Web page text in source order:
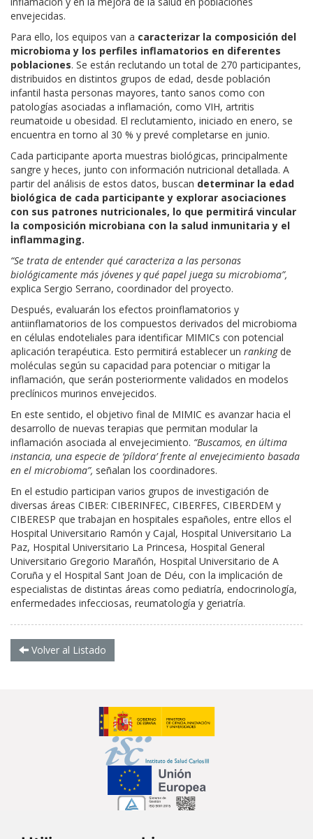
envejecidas.
Para ello, los equipos van a caracterizar la composición del
microbioma y los perfiles inflamatorios en diferentes
poblaciones. Se están reclutando un total de 270 participantes,
distribuidos en distintos grupos de edad, desde población
infantil hasta personas mayores, tanto sanos como con
patologías asociadas a inflamación, como VIH, artritis
reumatoide u obesidad. El reclutamiento, iniciado en enero, se
encuentra en torno al 30 % y prevé completarse en junio.
Cada participante aporta muestras biológicas, principalmente
sangre y heces, junto con información nutricional detallada. A
partir del análisis de estos datos, buscan determinar la edad
biológica de cada participante y explorar asociaciones
con sus patrones nutricionales, lo que permitirá vincular
la composición microbiana con la salud inmunitaria y el
inflammaging.
“Se trata de entender qué caracteriza a las personas
biológicamente más jóvenes y qué papel juega su microbioma”,
explica Sergio Serrano, coordinador del proyecto.
Después, evaluarán los efectos proinflamatorios y
antiinflamatorios de los compuestos derivados del microbioma
en células endoteliales para identificar MIMICs con potencial
aplicación terapéutica. Esto permitirá establecer un rankingde
moléculas según su capacidad para potenciar o mitigar la
inflamación, que serán posteriormente validados en modelos
preclínicos murinos envejecidos.
En este sentido, el objetivo final de MIMIC es avanzar hacia el
desarrollo de nuevas terapias que permitan modular la
inflamación asociada al envejecimiento. “Buscamos, en última
instancia, una especie de ‘píldora’ frente al envejecimiento basada
en el microbioma”, señalan los coordinadores.
En el estudio participan varios grupos de investigación de
diversas áreas CIBER: CIBERINFEC, CIBERFES, CIBERDEM y
CIBERESP que trabajan en hospitales españoles, entre ellos el
Hospital Universitario Ramón y Cajal, Hospital Universitario La
Paz, Hospital Universitario La Princesa, Hospital General
Universitario Gregorio Marañón, Hospital Universitario de A
Coruña y el Hospital Sant Joan de Déu, con la implicación de
especialistas de distintas áreas como pediatría, endocrinología,
enfermedades infecciosas, reumatología y geriatría.
Volver al Listado